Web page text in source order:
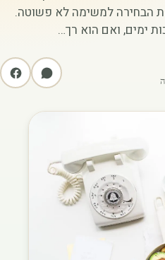
הבחירה למשימה לא פשוטה.
ימים, ואם הוא רך…